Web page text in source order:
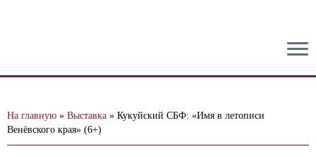
На главную » Выставка » Кукуйский СБФ: «Имя в летописи
Венëвского края» (6+)